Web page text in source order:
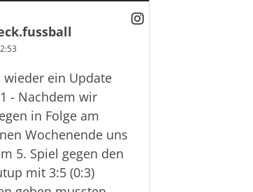
wieder ein Update
- Nachdem wir